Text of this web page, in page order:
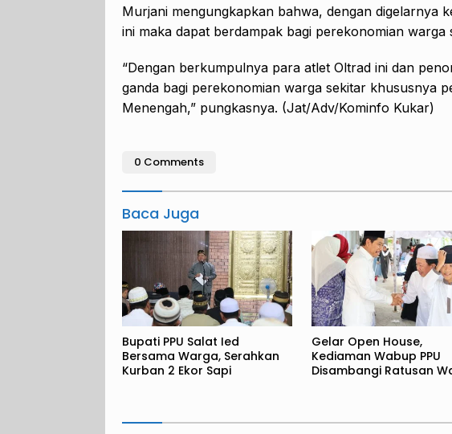
Murjani mengungkapkan bahwa, dengan digelarnya
ini maka dapat berdampak bagi perekonomian warga
“Dengan berkumpulnya para atlet Oltrad ini dan
ganda bagi perekonomian warga sekitar khususnya
Menengah,” pungkasnya. (Jat/Adv/Kominfo Kukar)
0 Comments
Baca Juga
Bupati PPU Salat Ied
Bersama Warga, Serahkan
Kurban 2 Ekor Sapi
Gelar Open House,
Kediaman Wabup PPU
Disambangi Ratusan